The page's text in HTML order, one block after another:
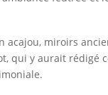
miroirs
qui y aurait rédigé